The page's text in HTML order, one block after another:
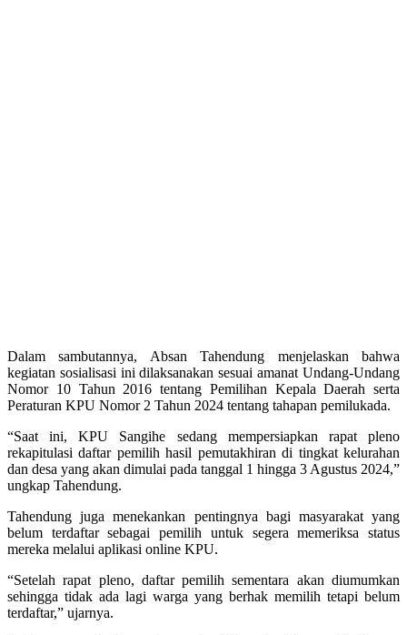
Dalam sambutannya, Absan Tahendung menjelaskan bahwa
kegiatan sosialisasi ini dilaksanakan sesuai amanat Undang-Undang
Nomor 10 Tahun 2016 tentang Pemilihan Kepala Daerah serta
Peraturan KPU Nomor 2 Tahun 2024 tentang tahapan pemilukada.
“Saat ini, KPU Sangihe sedang mempersiapkan rapat pleno
rekapitulasi daftar pemilih hasil pemutakhiran di tingkat kelurahan
dan desa yang akan dimulai pada tanggal 1 hingga 3 Agustus 2024,”
ungkap Tahendung.
Tahendung juga menekankan pentingnya bagi masyarakat yang
belum terdaftar sebagai pemilih untuk segera memeriksa status
mereka melalui aplikasi online KPU.
“Setelah rapat pleno, daftar pemilih sementara akan diumumkan
sehingga tidak ada lagi warga yang berhak memilih tetapi belum
terdaftar,” ujarnya.